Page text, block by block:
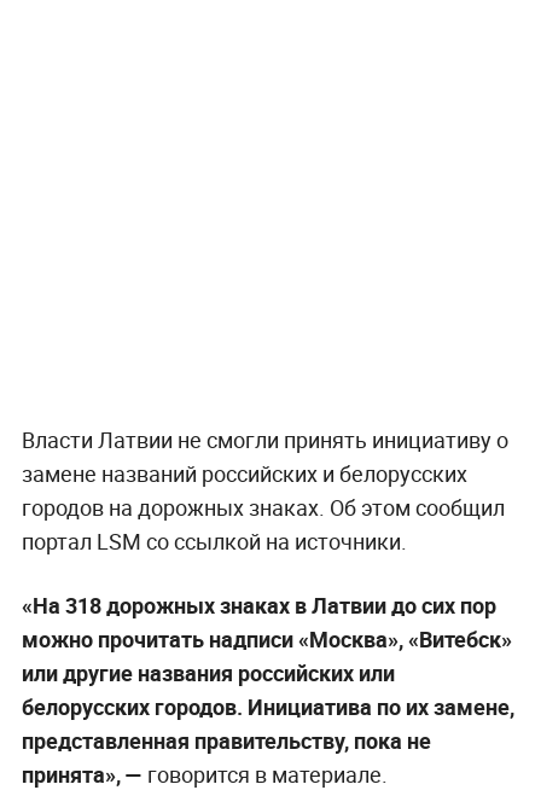
Власти Латвии не смогли принять инициативу о
замене названий российских и белорусских
городов на дорожных знаках. Об этом сообщил
портал LSM со ссылкой на источники.
«На 318 дорожных знаках в Латвии до сих пор
можно прочитать надписи «Москва», «Витебск»
или другие названия российских или
белорусских городов. Инициатива по их замене,
представленная правительству, пока не
принята», — говорится в материале.